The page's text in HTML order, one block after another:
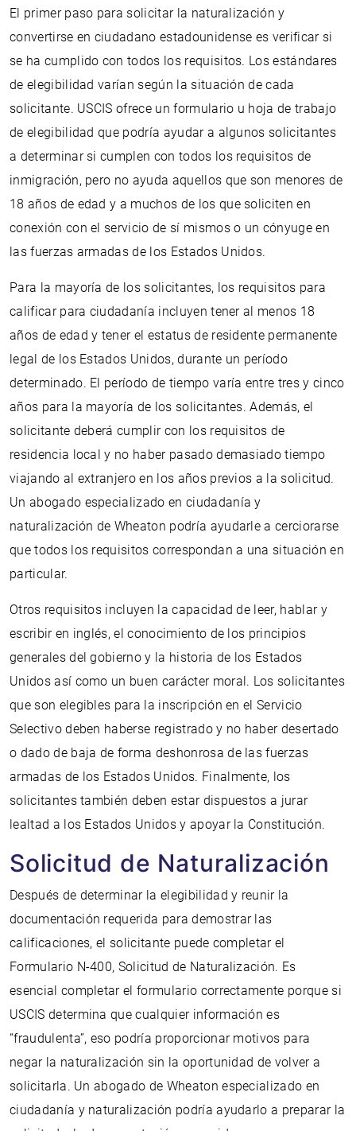
El primer paso para solicitar la naturalización y
convertirse en ciudadano estadounidense es verificar si
se ha cumplido con todos los requisitos. Los estándares
de elegibilidad varían según la situación de cada
solicitante. USCIS ofrece un formulario u hoja de trabajo
de elegibilidad que podría ayudar a algunos solicitantes
a determinar si cumplen con todos los requisitos de
inmigración, pero no ayuda aquellos que son menores de
18 años de edad y a muchos de los que soliciten en
conexión con el servicio de sí mismos o un cónyuge en
las fuerzas armadas de los Estados Unidos.
Para la mayoría de los solicitantes, los requisitos para
calificar para ciudadanía incluyen tener al menos 18
años de edad y tener el estatus de residente permanente
legal de los Estados Unidos, durante un período
determinado. El período de tiempo varía entre tres y cinco
años para la mayoría de los solicitantes. Además, el
solicitante deberá cumplir con los requisitos de
residencia local y no haber pasado demasiado tiempo
viajando al extranjero en los años previos a la solicitud.
Un abogado especializado en ciudadanía y
naturalización de Wheaton podría ayudarle a cerciorarse
que todos los requisitos correspondan a una situación en
particular.
Otros requisitos incluyen la capacidad de leer, hablar y
escribir en inglés, el conocimiento de los principios
generales del gobierno y la historia de los Estados
Unidos así como un buen carácter moral. Los solicitantes
que son elegibles para la inscripción en el Servicio
Selectivo deben haberse registrado y no haber desertado
o dado de baja de forma deshonrosa de las fuerzas
armadas de los Estados Unidos. Finalmente, los
solicitantes también deben estar dispuestos a jurar
lealtad a los Estados Unidos y apoyar la Constitución.
Solicitud de Naturalización
Después de determinar la elegibilidad y reunir la
documentación requerida para demostrar las
calificaciones, el solicitante puede completar el
Formulario N-400, Solicitud de Naturalización. Es
esencial completar el formulario correctamente porque si
USCIS determina que cualquier información es
“fraudulenta”, eso podría proporcionar motivos para
negar la naturalización sin la oportunidad de volver a
solicitarla. Un abogado de Wheaton especializado en
ciudadanía y naturalización podría ayudarlo a preparar la